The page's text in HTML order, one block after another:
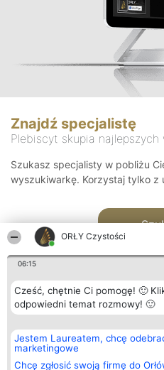
ORŁY Czystości
06:15
Cześć, chętnie Ci pomogę! 🙂
odpowiedni temat rozmowy! 🙂
Jestem Laureatem, chcę
marketingowe
Chcę zgłosić swoją firmę do
Znajdź specjalistę
Plebiscyt skupia najlepszych
Szukasz specjalisty w pobliżu
wyszukiwarkę. Korzystaj tylko z
Organizator plebiscytu
Bright Side Solutions sp. z o.
o. sp. k.
ul. Ruska 22
Laureaci